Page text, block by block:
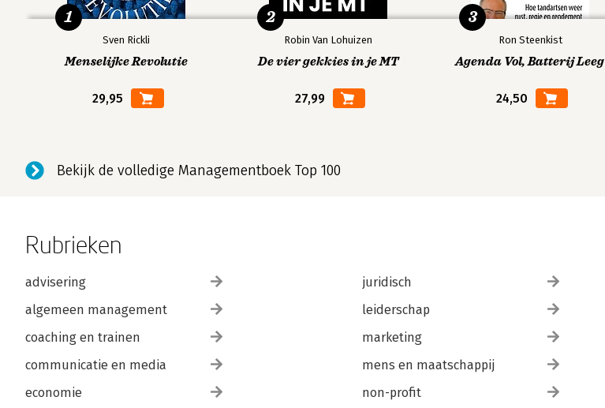
Sven Rickli
Menselijke Revolutie
29,95
1
Robin Van Lohuizen
De vier gekkies in je MT
27,99
2
Ron Steenkist
Agenda Vol, Batterij Leeg
24,50
3
Bekijk de volledige Managementboek Top 100
Rubrieken
advisering
algemeen management
coaching en trainen
communicatie en media
economie
juridisch
leiderschap
marketing
mens en maatschappij
non-profit